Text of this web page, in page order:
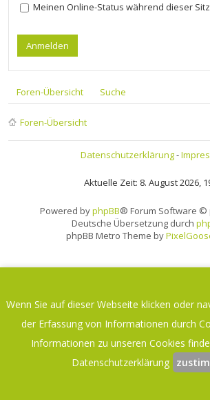
Meinen Online-Status während dieser
Foren-Übersicht Suche
Foren-Übersicht
Datenschutzerklärung-
Aktuelle Zeit: 8. August 2026,
Powered byphpBB® Forum Software ©
Deutsche Übersetzung durch
phpBB Metro Theme by
Wenn Sie auf dieser Webseite klicken oder
der Erfassung von Informationen durch
Informationen zu unseren Cookies
Datenschutzerklärung